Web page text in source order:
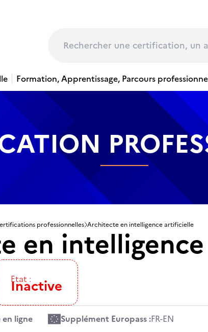
Formation, Apprentissage, Parcours
professionnelles Architecte en intelligence artificielle
en
Etat :
Inactive
ligne Supplément Europass :FR-EN